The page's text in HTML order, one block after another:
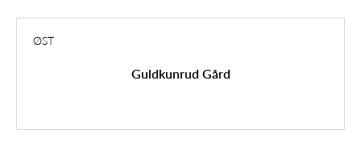
ØST
Guldkunrud Gård